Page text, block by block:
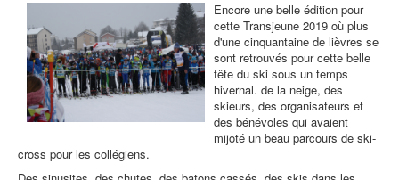
t
Encore une belle édition pour
cette Transjeune 2019 où plus
d'une cinquantaine de lièvres se
sont retrouvés pour cette belle
fête du ski sous un temps
hivernal. de la neige, des
skieurs, des organisateurs et
des bénévoles qui avaient
mijoté un beau parcours de ski-
cross pour les collégiens.